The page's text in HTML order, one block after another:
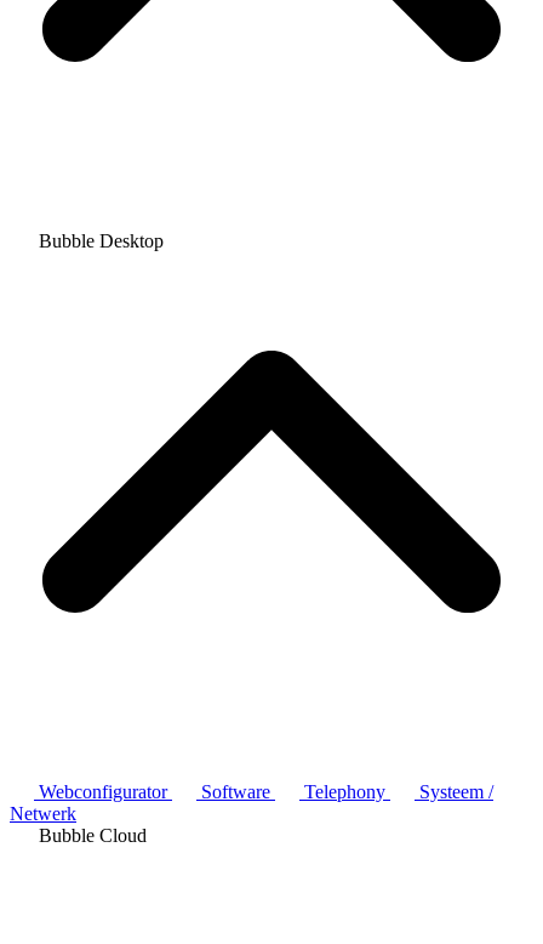
Bubble Desktop
Webconfigurator Software Telephony
Systeem /
Netwerk
Bubble Cloud